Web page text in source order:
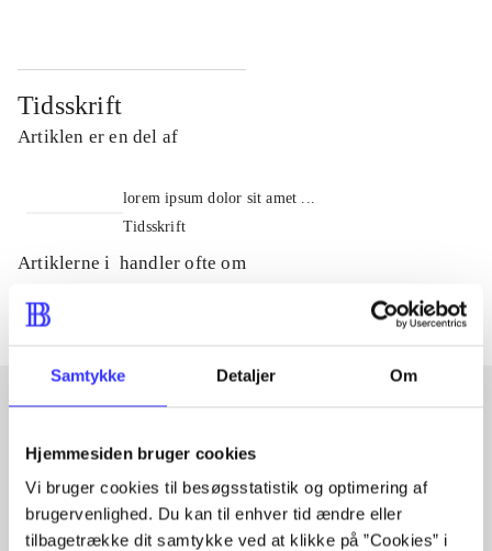
Samtykke Detaljer Om
Hjemmesiden bruger cookies
Vi bruger cookies til besøgsstatistik og optimering af
brugervenlighed. Du kan til enhver tid ændre eller
tilbagetrække dit samtykke ved at klikke på ”Cookies” i
Tidsskrift
Artiklen er en del af
lorem ipsum dolor sit amet ...
Tidsskrift
Artiklerne i handler ofte om
Artikler med samme emner
Fra